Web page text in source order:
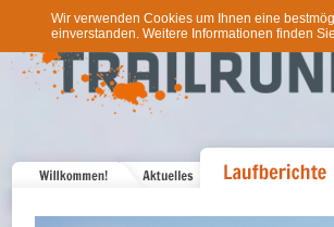
Wir verwenden Cookies um Ihnen eine
einverstanden. Weitere Informationen finden